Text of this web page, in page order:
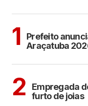
1
Prefeito
Araçatuba
2
Empregada
furto de joias